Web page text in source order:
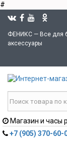
#
ФЕНИКС — Все для
аксессуары
Магазин и часы
+7 (905) 370-60-